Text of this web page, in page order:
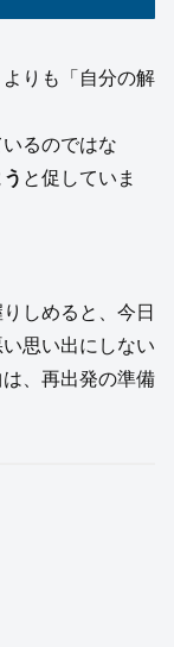
りも「自分の解
るのではな
と促していま
しめると、今日
思い出にしない
、再出発の準備